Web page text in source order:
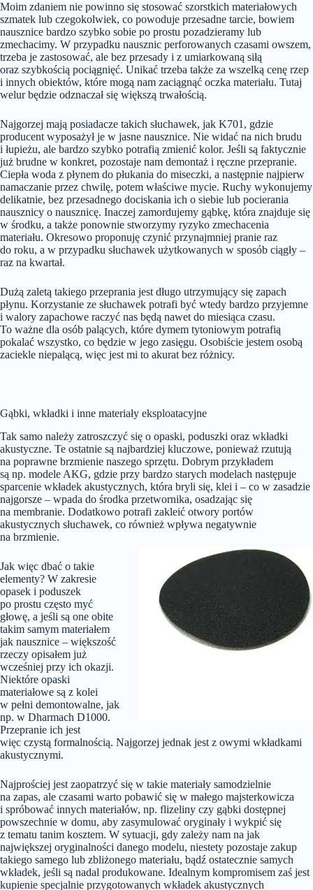
Moim zdaniem nie powinno się stosować szorstkich materiałowych
szmatek lub czegokolwiek, co powoduje przesadne tarcie, bowiem
nausznice bardzo szybko sobie po prostu pozadzieramy lub
zmechacimy. W przypadku nausznic perforowanych czasami owszem,
trzeba je zastosować, ale bez przesady i z umiarkowaną siłą
oraz szybkością pociągnięć. Unikać trzeba także za wszelką cenę rzep
i innych obiektów, które mogą nam zaciągnąć oczka materiału. Tutaj
welur będzie odznaczał się większą trwałością.
Najgorzej mają posiadacze takich słuchawek, jak K701, gdzie
producent wyposażył je w jasne nausznice. Nie widać na nich brudu
i łupieżu, ale bardzo szybko potrafią zmienić kolor. Jeśli są faktycznie
już brudne w konkret, pozostaje nam demontaż i ręczne przepranie.
Ciepła woda z płynem do płukania do miseczki, a następnie najpierw
namaczanie przez chwilę, potem właściwe mycie. Ruchy wykonujemy
delikatnie, bez przesadnego dociskania ich o siebie lub pocierania
nausznicy o nausznicę. Inaczej zamordujemy gąbkę, która znajduje się
w środku, a także ponownie stworzymy ryzyko zmechacenia
materiału. Okresowo proponuję czynić przynajmniej pranie raz
do roku, a w przypadku słuchawek użytkowanych w sposób ciągły –
raz na kwartał.
Dużą zaletą takiego przeprania jest długo utrzymujący się zapach
płynu. Korzystanie ze słuchawek potrafi być wtedy bardzo przyjemne
i walory zapachowe raczyć nas będą nawet do miesiąca czasu.
To ważne dla osób palących, które dymem tytoniowym potrafią
pokalać wszystko, co będzie w jego zasięgu. Osobiście jestem osobą
zaciekle niepalącą, więc jest mi to akurat bez różnicy.
Gąbki, wkładki i inne materiały eksploatacyjne
Tak samo należy zatroszczyć się o opaski, poduszki oraz wkładki
akustyczne. Te ostatnie są najbardziej kluczowe, ponieważ rzutują
na poprawne brzmienie naszego sprzętu. Dobrym przykładem
są np. modele AKG, gdzie przy bardzo starych modelach następuje
sparcenie wkładek akustycznych, która bryli się, klei i – co w zasadzie
najgorsze – wpada do środka przetwornika, osadzając się
na membranie. Dodatkowo potrafi zakleić otwory portów
akustycznych słuchawek, co również wpływa negatywnie
na brzmienie.
Jak więc dbać o takie
elementy? W zakresie
opasek i poduszek
po prostu często myć
głowę, a jeśli są one obite
takim samym materiałem
jak nausznice – większość
rzeczy opisałem już
wcześniej przy ich okazji.
Niektóre opaski
materiałowe są z kolei
w pełni demontowalne, jak
np. w Dharmach D1000.
Przepranie ich jest
więc czystą formalnością. Najgorzej jednak jest z owymi wkładkami
akustycznymi.
Najprościej jest zaopatrzyć się w takie materiały samodzielnie
na zapas, ale czasami warto pobawić się w małego majsterkowicza
i spróbować innych materiałów, np. flizeliny czy gąbki dostępnej
powszechnie w domu, aby zasymulować oryginały i wykpić się
z tematu tanim kosztem. W sytuacji, gdy zależy nam na jak
największej oryginalności danego modelu, niestety pozostaje zakup
takiego samego lub zbliżonego materiału, bądź ostatecznie samych
wkładek, jeśli są nadal produkowane. Idealnym kompromisem zaś jest
kupienie specjalnie przygotowanych wkładek akustycznych